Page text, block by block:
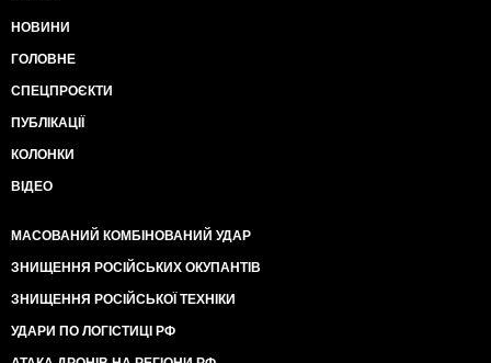
НОВИНИ
ГОЛОВНЕ
СПЕЦПРОЄКТИ
ПУБЛІКАЦІЇ
КОЛОНКИ
ВІДЕО
МАСОВАНИЙ КОМБІНОВАНИЙ УДАР
ЗНИЩЕННЯ РОСІЙСЬКИХ ОКУПАНТІВ
ЗНИЩЕННЯ РОСІЙСЬКОЇ ТЕХНІКИ
УДАРИ ПО ЛОГІСТИЦІ РФ